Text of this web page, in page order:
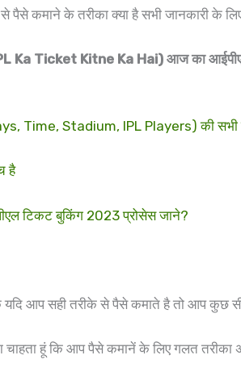
पैसे कमाने के तरीका क्या है सभी जानकारी के
Ka Ticket Kitne Ka Hai) आज का
Time, Stadium, IPL Players) की सभी
है
टिकट बुकिंग 2023 प्रोसेस जाने?
यदि आप सही तरीके से पैसे कमाते है तो आप कुछ
हूं कि आप पैसे कमानें के लिए गलत तरीका